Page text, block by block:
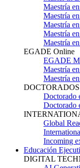
Maestría
Maestría
Maestría
Maestría
Maestría
EGADE Online
EGADE
Maestría
Maestría
DOCTORADOS
Doctorado
Doctorado
Global
Incoming
Educación
DIGITAL